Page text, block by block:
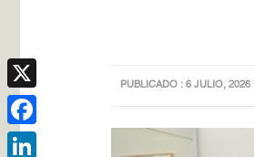
PUBLICADO : 6 JULIO, 2026
X
Facebook